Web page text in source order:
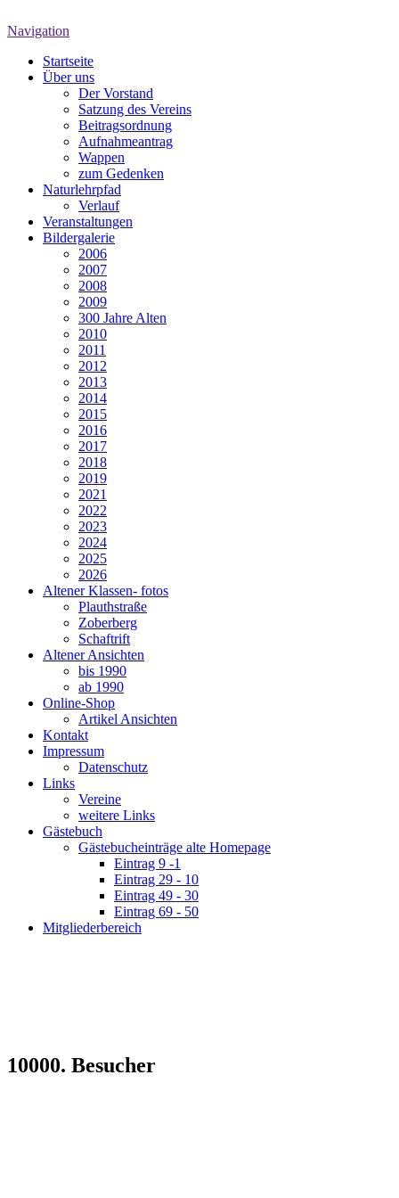
Navigation
Startseite
Über uns
Der Vorstand
Satzung des Vereins
Beitragsordnung
Aufnahmeantrag
Wappen
zum Gedenken
Naturlehrpfad
Verlauf
Veranstaltungen
Bildergalerie
2006
2007
2008
2009
300 Jahre Alten
2010
2011
2012
2013
2014
2015
2016
2017
2018
2019
2021
2022
2023
2024
2025
2026
Altener Klassen- fotos
Plauthstraße
Zoberberg
Schaftrift
Altener Ansichten
bis 1990
ab 1990
Online-Shop
Artikel Ansichten
Kontakt
Impressum
Datenschutz
Links
Vereine
weitere Links
Gästebuch
Gästebucheinträge alte Homepage
Eintrag 9 -1
Eintrag 29 - 10
Eintrag 49 - 30
Eintrag 69 - 50
Mitgliederbereich
10000. Besucher